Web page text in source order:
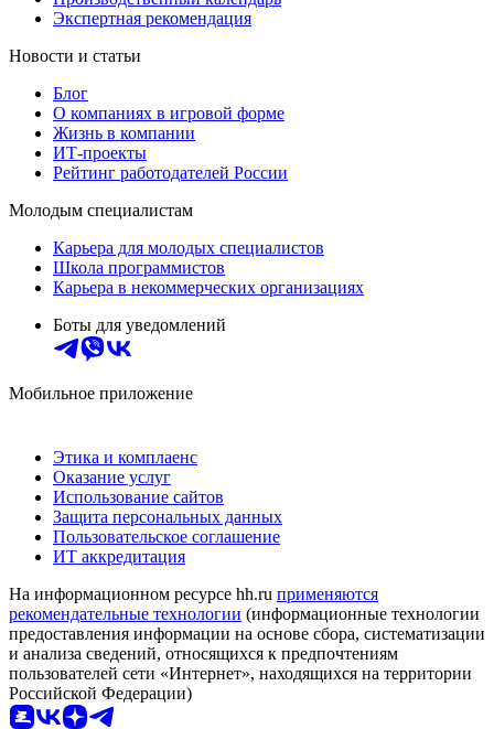
Экспертная рекомендация
Новости и статьи
Блог
О компаниях в игровой форме
Жизнь в компании
ИТ-проекты
Рейтинг работодателей России
Молодым специалистам
Карьера для молодых специалистов
Школа программистов
Карьера в некоммерческих организациях
Боты для уведомлений
Мобильное приложение
Этика и комплаенс
Оказание услуг
Использование сайтов
Защита персональных данных
Пользовательское соглашение
ИТ аккредитация
На информационном ресурсе hh.ru применяются
рекомендательные технологии (информационные технологии
предоставления информации на основе сбора, систематизации
и анализа сведений, относящихся к предпочтениям
пользователей сети «Интернет», находящихся на территории
Российской Федерации)